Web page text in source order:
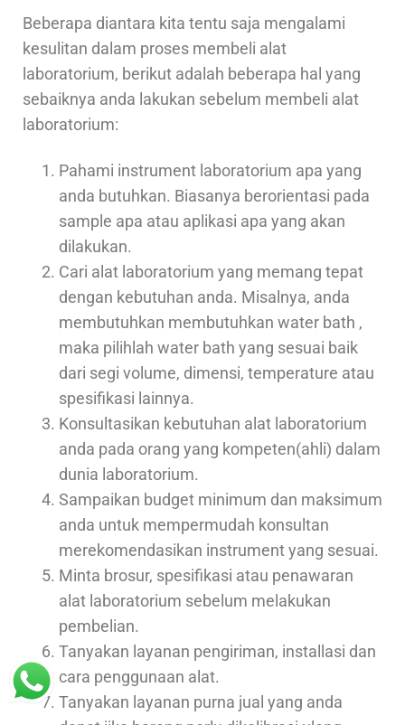
Beberapa diantara kita tentu saja mengalami
kesulitan dalam proses membeli alat
laboratorium, berikut adalah beberapa hal yang
sebaiknya anda lakukan sebelum membeli alat
laboratorium:
Pahami instrument laboratorium apa yang
anda butuhkan. Biasanya berorientasi pada
sample apa atau aplikasi apa yang akan
dilakukan.
Cari alat laboratorium yang memang tepat
dengan kebutuhan anda. Misalnya, anda
membutuhkan membutuhkan water bath ,
maka pilihlah water bath yang sesuai baik
dari segi volume, dimensi, temperature atau
spesifikasi lainnya.
Konsultasikan kebutuhan alat laboratorium
anda pada orang yang kompeten(ahli) dalam
dunia laboratorium.
Sampaikan budget minimum dan maksimum
anda untuk mempermudah konsultan
merekomendasikan instrument yang sesuai.
Minta brosur, spesifikasi atau penawaran
alat laboratorium sebelum melakukan
pembelian.
Tanyakan layanan pengiriman, installasi dan
cara penggunaan alat.
Tanyakan layanan purna jual yang anda